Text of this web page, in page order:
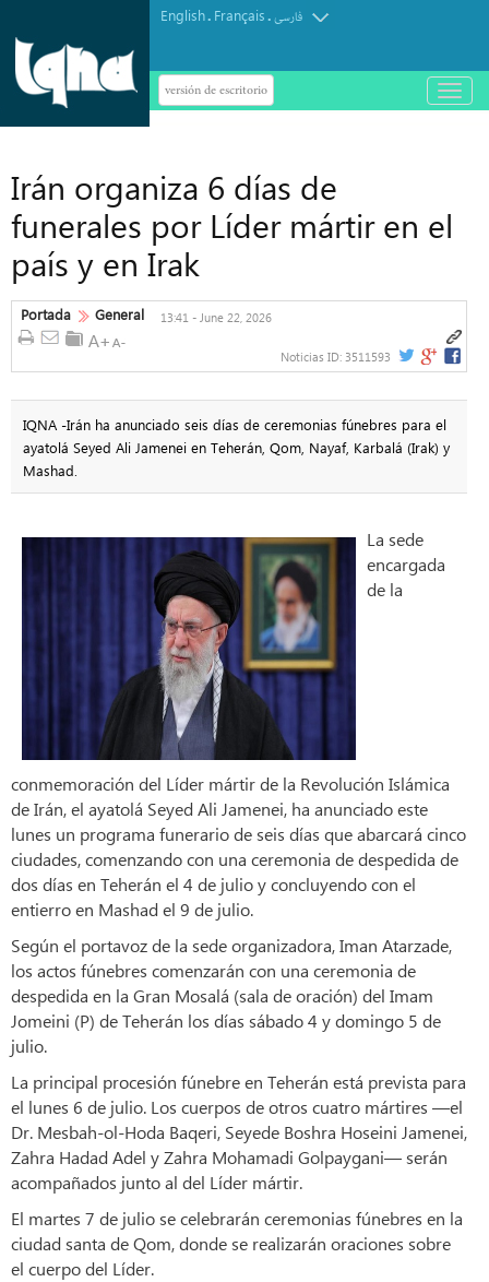
English. Français.فارسی
versión de escritorio
باز
و
Irán organiza 6 días de
funerales por Líder mártir en el
país y en Irak
Portada General 13:41 - June 22, 2026
Noticias ID: 3511593
IQNA -Irán ha anunciado seis días de ceremonias fúnebres para el
ayatolá Seyed Ali Jamenei en Teherán, Qom, Nayaf, Karbalá (Irak) y
Mashad.
La sede
encargada
de la
conmemoración del Líder mártir de la Revolución Islámica
de Irán, el ayatolá Seyed Ali Jamenei, ha anunciado este
lunes un programa funerario de seis días que abarcará cinco
ciudades, comenzando con una ceremonia de despedida de
dos días en Teherán el 4 de julio y concluyendo con el
entierro en Mashad el 9 de julio.
Según el portavoz de la sede organizadora, Iman Atarzade,
los actos fúnebres comenzarán con una ceremonia de
despedida en la Gran Mosalá (sala de oración) del Imam
Jomeini (P) de Teherán los días sábado 4 y domingo 5 de
julio.
La principal procesión fúnebre en Teherán está prevista para
el lunes 6 de julio. Los cuerpos de otros cuatro mártires —el
Dr. Mesbah-ol-Hoda Baqeri, Seyede Boshra Hoseini Jamenei,
Zahra Hadad Adel y Zahra Mohamadi Golpaygani— serán
acompañados junto al del Líder mártir.
El martes 7 de julio se celebrarán ceremonias fúnebres en la
ciudad santa de Qom, donde se realizarán oraciones sobre
el cuerpo del Líder.